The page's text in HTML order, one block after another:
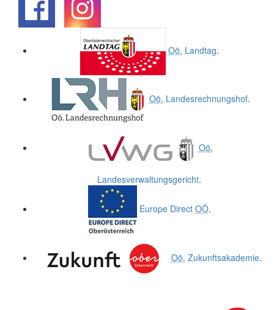
Oö. Landtag.
Oö. Landesrechnungshof.
Oö.
Landesverwaltungsgericht.
Europe Direct OÖ.
Oö. Zukunftsakademie.